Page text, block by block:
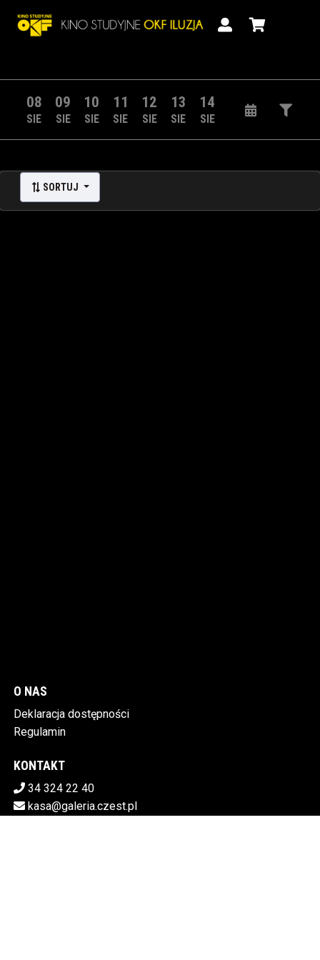
08
SIE
09
SIE
10
SIE
11
SIE
12
SIE
13
SIE
14
SIE
SORTUJ
O NAS
Deklaracja dostępności
Regulamin
KONTAKT
34 324 22 40
kasa@galeria.czest.pl